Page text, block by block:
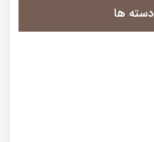
دسته ها